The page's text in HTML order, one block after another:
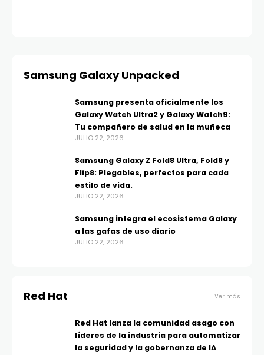
Samsung Galaxy Unpacked
Samsung presenta oficialmente los
Galaxy Watch Ultra2 y Galaxy Watch9:
Tu compañero de salud en la muñeca
JULIO 22, 2026
Samsung Galaxy Z Fold8 Ultra, Fold8 y
Flip8: Plegables, perfectos para cada
estilo de vida.
JULIO 22, 2026
Samsung integra el ecosistema Galaxy
a las gafas de uso diario
JULIO 22, 2026
Red Hat Ver más
Red Hat lanza la comunidad asago con
líderes de la industria para automatizar
la seguridad y la gobernanza de IA